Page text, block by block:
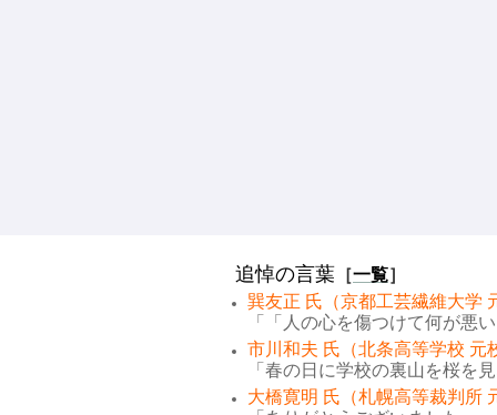
追悼の言葉 ［一覧］
巽友正 氏（京都工芸繊維大学
「「人の心を傷つけて何が悪
市川和夫 氏（北条高等学校 元
「春の日に学校の裏山を桜を
大橋寛明 氏（札幌高等裁判所